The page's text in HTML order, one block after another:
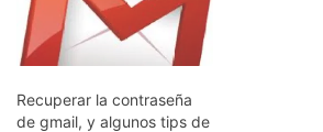
Recuperar la contraseña
de gmail, y algunos tips de